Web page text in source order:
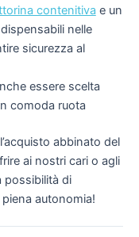
contenitiva e un
nelle
sicurezza al
essere scelta
comoda ruota
abbinato del
ai nostri cari o agli
possibilità di
autonomia!